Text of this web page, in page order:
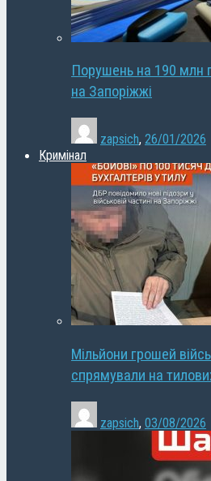
Порушень на 190 млн
на Запоріжжі
zapsich, 26/01/2026
Кримінал
Мільйони грошей
спрямували на
zapsich, 03/08/2026